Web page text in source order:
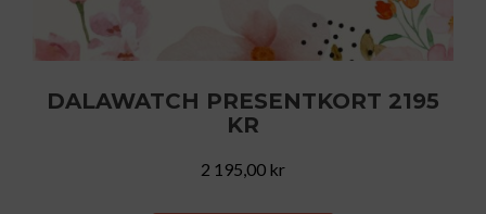
DALAWATCH PRESENTKORT 2195
KR
2 195,00 kr